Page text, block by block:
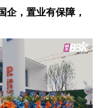
企，置业有保障，